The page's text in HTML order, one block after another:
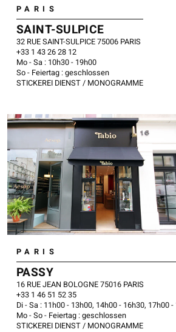
PARIS
SAINT-SULPICE
32 RUE SAINT-SULPICE 75006 PARIS
​+33 1 43 26 28 12
Mo - Sa : 10h30 - 19h00
So - Feiertag : geschlossen
STICKEREI DIENST / MONOGRAMME
PARIS
PASSY
16 RUE JEAN BOLOGNE 75016 PARIS
+33 1 46 51 52 35
Di - Sa : 11h00 - 13h00, 14h00 - 16h30, 17h00
Mo - So - Feiertag : geschlossen
STICKEREI DIENST / MONOGRAMME